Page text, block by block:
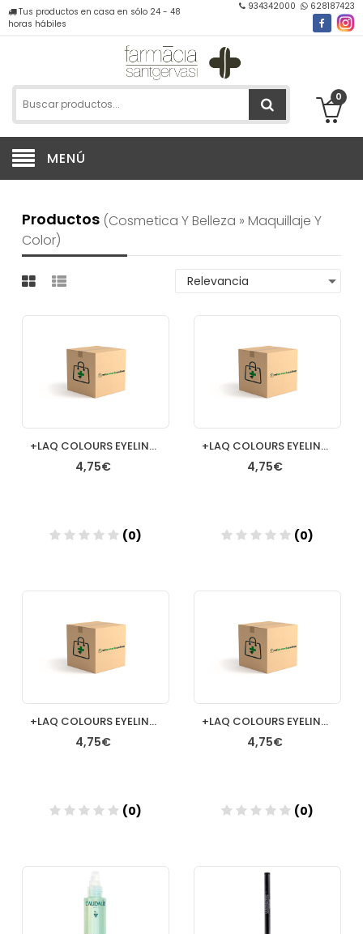
Tus productos en casa en sólo 24 - 48
horas hábiles
934342000 628187423
0
MENÚ
Productos (cosmetica Y Belleza » Maquillaje Y
Color)
+LAQ COLOURS EYELINER PENCIL LAPIZ 01 BLACK
4,75€
(0)
+LAQ COLOURS EYELINER PENCIL LAPIZ 02 BLANCO
4,75€
(0)
+LAQ COLOURS EYELINER PENCIL LAPIZ 07 COBALT
4,75€
(0)
+LAQ COLOURS EYELINER PENCIL LAPIZ 06 DENIM
4,75€
(0)
Añadir